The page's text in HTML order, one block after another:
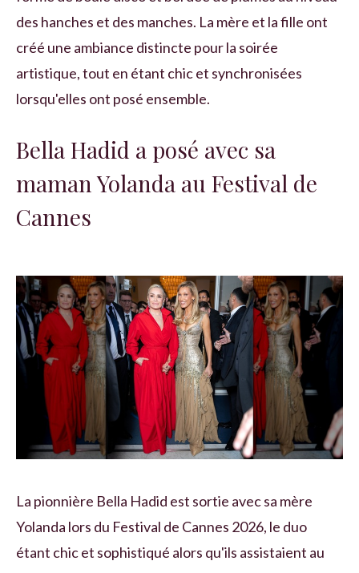
des hanches et des manches. La mère et la fille ont
créé une ambiance distincte pour la soirée
artistique, tout en étant chic et synchronisées
lorsqu'elles ont posé ensemble.
Bella Hadid a posé avec sa
maman Yolanda au Festival de
Cannes
La pionnière Bella Hadid est sortie avec sa mère
Yolanda lors du Festival de Cannes 2026, le duo
étant chic et sophistiqué alors qu'ils assistaient au